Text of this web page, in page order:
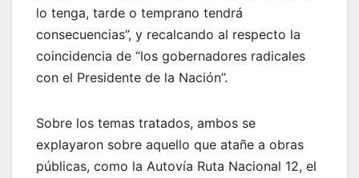
lo tenga, tarde o temprano tendrá
consecuencias”, y recalcando al respecto la
coincidencia de “los gobernadores radicales
con el Presidente de la Nación”.
Sobre los temas tratados, ambos se
explayaron sobre aquello que atañe a obras
públicas, como la Autovía Ruta Nacional 12, el